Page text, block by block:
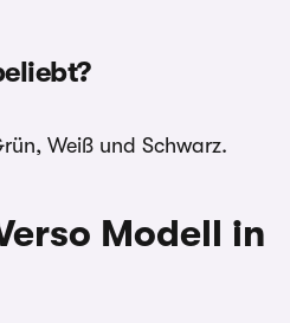
Weiß und Schwarz.
Modell in